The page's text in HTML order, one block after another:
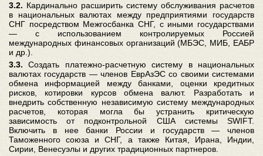
3.2. Кардинально расширить систему обслуживания расчетов
в национальных валютах между предприятиями государств
СНГ посредством Межгосбанка СНГ, с иными государствами
— с использованием контролируемых Россией
международных финансовых организаций (МБЭС, МИБ, ЕАБР
и др.).
3.3. Создать платежно-расчетную систему в национальных
валютах государств — членов ЕврАзЭС со своими системами
обмена информацией между банками, оценки кредитных
рисков, котировки курсов обмена валют. Разработать и
внедрить собственную независимую систему международных
расчетов, которая могла бы устранить критическую
зависимость от подконтрольной США системы SWIFT.
Включить в нее банки России и государств — членов
Таможенного союза и СНГ, а также Китая, Ирана, Индии,
Сирии, Венесуэлы и других традиционных партнеров.